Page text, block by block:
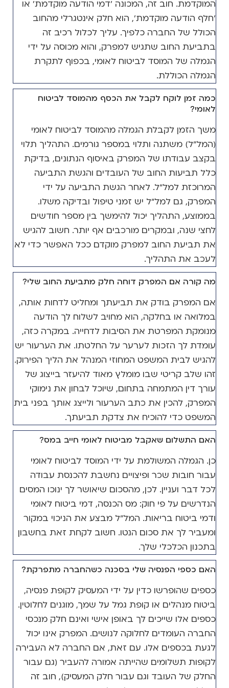
המוקדמת. חוב זה, המכונה 'דמי הודעה מוקדמת' או
'חלף הודעה מוקדמת', הוא חלק אינטגרלי מהחוב
הכולל של החברה כלפיך. עליך לכלול רכיב זה
בתביעת החוב שתגיש למפרק, והוא מכוסה על ידי
הגמלה של המוסד לביטוח לאומי, בכפוף לתקרת
הגמלה הכוללת.
כמה זמן לוקח לקבל את הכסף מהמוסד לביטוח
לאומי?
משך הזמן לקבלת הגמלה מהמוסד לביטוח לאומי
(המל"ל) משתנה ותלוי במספר גורמים. התהליך תלוי
בקצב עבודתו של המפרק באיסוף הנתונים, בדיקת
כלל תביעות החוב של העובדים והגשת התביעה
המרוכזת למל"ל. לאחר הגשת התביעה על ידי
המפרק, גם למל"ל יש זמני טיפול ובדיקה משלו.
בממוצע, התהליך יכול להימשך בין מספר חודשים
לחצי שנה, ובמקרים מורכבים אף יותר. חשוב להגיש
את תביעת החוב למפרק מוקדם ככל האפשר כדי לא
לעכב את התהליך.
מה קורה אם המפרק דוחה חלק מתביעת החוב שלי?
אם המפרק בודק את תביעתך ומחליט לדחות אותה,
במלואה או בחלקה, הוא מחויב לשלוח לך הודעה
מנומקת המפרטת את הסיבות לדחייה. במקרה כזה,
עומדת לך הזכות לערער על החלטתו. את הערעור יש
להגיש לבית המשפט המחוזי המנהל את הליך הפירוק.
זהו שלב קריטי שבו מומלץ מאוד להיעזר בייצוג של
עורך דין המתמחה בתחום, שיוכל לבחון את נימוקי
המפרק, להכין את כתב הערעור ולייצג אותך בפני בית
המשפט כדי להוכיח את צדקת תביעתך.
האם התשלום שאקבל מביטוח לאומי חייב במס?
כן. הגמלה המשולמת על ידי המוסד לביטוח לאומי
עבור חובות שכר ופיצויים נחשבת להכנסת עבודה
לכל דבר ועניין. לכן, מהסכום שיאושר לך ינוכו המסים
הנדרשים על פי חוק: מס הכנסה, דמי ביטוח לאומי
ודמי ביטוח בריאות. המל"ל מבצע את הניכוי במקור
ומעביר לך את סכום הנטו. חשוב לקחת זאת בחשבון
בתכנון הכלכלי שלך.
האם כספי הפנסיה שלי בסכנה כשהחברה מתפרקת?
כספים שהופרשו כדין על ידי המעסיק לקופת פנסיה,
ביטוח מנהלים או קופת גמל על שמך, מוגנים לחלוטין.
כספים אלו שייכים לך באופן אישי ואינם חלק מנכסי
החברה העומדים לחלוקה לנושים. המפרק אינו יכול
לגעת בכספים אלו. עם זאת, אם החברה לא העבירה
לקופות תשלומים שהייתה אמורה להעביר (גם עבור
החלק של העובד וגם עבור חלק המעסיק), חוב זה